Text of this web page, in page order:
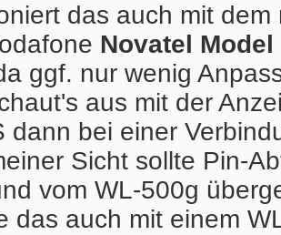
das auch mit
Novatel Model
ggf. nur wenig
aus mit der
dann bei einer
Sicht sollte Pin-
vom WL-500g
das auch mit einem